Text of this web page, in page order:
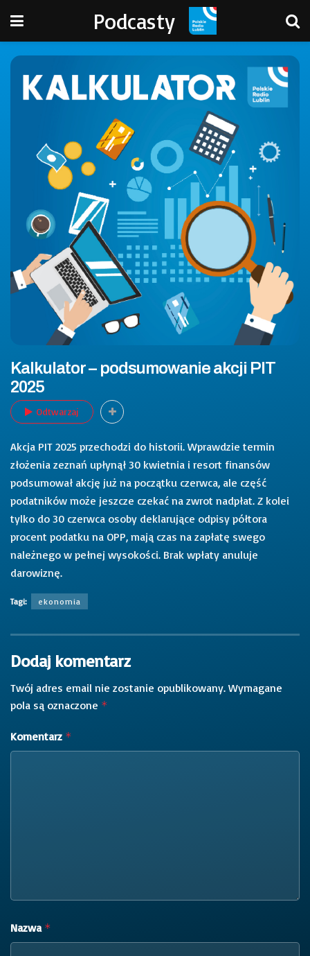
Podcasty
Kalkulator – podsumowanie akcji PIT
2025
Odtwarzaj
Akcja PIT 2025 przechodzi do historii. Wprawdzie termin
złożenia zeznań upłynął 30 kwietnia i resort finansów
podsumował akcję już na początku czerwca, ale część
podatników może jeszcze czekać na zwrot nadpłat. Z kolei
tylko do 30 czerwca osoby deklarujące odpisy półtora
procent podatku na OPP, mają czas na zapłatę swego
należnego w pełnej wysokości. Brak wpłaty anuluje
darowiznę.
Tagi: ekonomia
Dodaj komentarz
Twój adres email nie zostanie opublikowany. Wymagane
pola są oznaczone *
Komentarz *
Nazwa *